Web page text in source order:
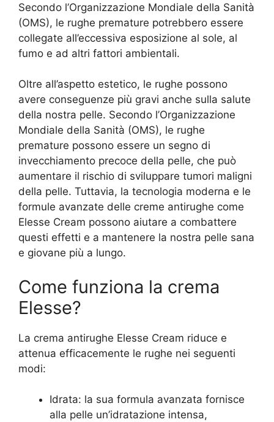
Secondo l’Organizzazione Mondiale della Sanità
(OMS), le rughe premature potrebbero essere
collegate all’eccessiva esposizione al sole, al
fumo e ad altri fattori ambientali.
Oltre all’aspetto estetico, le rughe possono
avere conseguenze più gravi anche sulla salute
della nostra pelle. Secondo l’Organizzazione
Mondiale della Sanità (OMS), le rughe
premature possono essere un segno di
invecchiamento precoce della pelle, che può
aumentare il rischio di sviluppare tumori maligni
della pelle. Tuttavia, la tecnologia moderna e le
formule avanzate delle creme antirughe come
Elesse Cream possono aiutare a combattere
questi effetti e a mantenere la nostra pelle sana
e giovane più a lungo.
Come funziona la crema
Elesse?
La crema antirughe Elesse Cream riduce e
attenua efficacemente le rughe nei seguenti
modi:
Idrata: la sua formula avanzata fornisce
alla pelle un’idratazione intensa,